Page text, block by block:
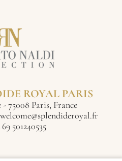
ROYAL PARIS
75008 Paris, France
welcome@splendideroyal.fr
501240535